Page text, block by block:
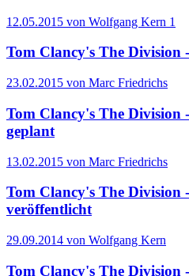
12.05.2015 von Wolfgang Kern 1
Tom Clancy's The Division
23.02.2015 von Marc Friedrichs
Tom Clancy's The Division
geplant
13.02.2015 von Marc Friedrichs
Tom Clancy's The Division
veröffentlicht
29.09.2014 von Wolfgang Kern
Tom Clancy's The Division -